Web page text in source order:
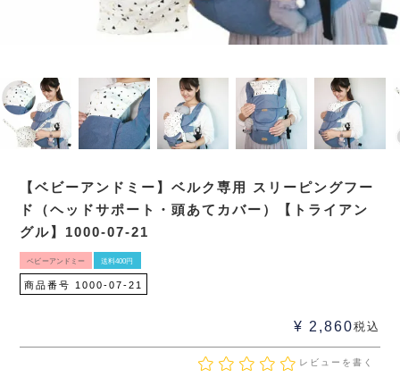
【ベビーアンドミー】ベルク専用 スリーピングフー
ド（ヘッドサポート・頭あてカバー）【トライアン
グル】1000-07-21
ベビーアンドミー 送料400円
商品番号 1000-07-21
¥ 2,860税込
レビューを書く